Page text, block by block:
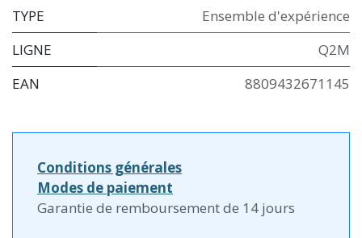
TYPE
Ensemble d'expérience
LIGNE
Q2M
EAN
8809432671145
Conditions générales
Modes de paiement
Garantie de remboursement de 14 jours